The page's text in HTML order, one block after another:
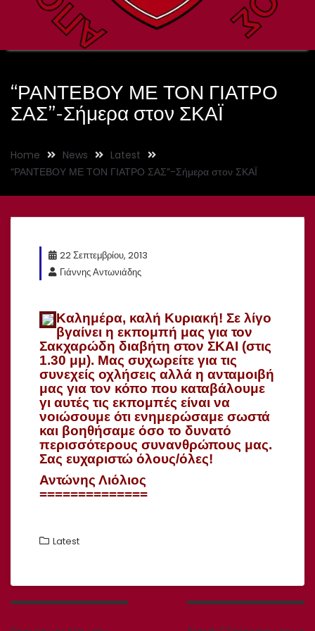
“ΡΑΝΤΕΒΟΥ ΜΕ ΤΟΝ ΓΙΑΤΡΟ
ΣΑΣ”-Σήμερα στον ΣΚΑΪ
Home News
Latest
“ΡΑΝΤΕΒΟΥ ΜΕ ΤΟΝ ΓΙΑΤΡΟ ΣΑΣ”-Σήμερα στον ΣΚΑΪ
22 Σεπτεμβρίου, 2013
Γιάννης Αντωνιάδης
Καλημέρα, καλή Κυριακή! Σε λίγο
βγαίνει η εκπομπή μας για τον
Σακχαρώδη διαβήτη στον ΣΚΑΙ (στις
1.30 μμ). Μας συχωρείτε για τις
συνεχείς οχλήσεις αλλά η ανταμοιβή
μας για τον κόπο που καταβάλουμε
γι αυτές τις εκπομπές είναι να
νοιώσουμε ότι ενημερώσαμε σωστά
και βοηθήσαμε όσο το δυνατό
περισσότερους συνανθρώπους μας.
Σας ευχαριστώ όλους/όλες!
Αντώνης Λιόλιος
==============
Latest
Πλοήγηση